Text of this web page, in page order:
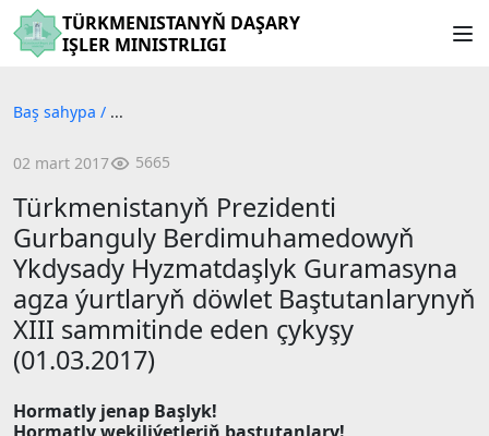
TÜRKMENISTANYŇ DAŞARY
IŞLER MINISTRLIGI
Baş sahypa / ...
02 mart 2017 5665
Türkmenistanyň Prezidenti
Gurbanguly Berdimuhamedowyň
Ykdysady Hyzmatdaşlyk Guramasyna
agza ýurtlaryň döwlet Baştutanlarynyň
XIII sammitinde eden çykyşy
(01.03.2017)
Hormatly jenap Başlyk!